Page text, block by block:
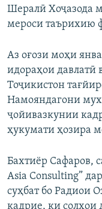
Шералӣ Хоҷазода
мероси таърихию
Аз оғози моҳи
идораҳои давлатӣ
Тоҷикистон
Намояндагони
ҷойивазкунии
ҳукумати ҳозира
Бахтиёр Сафаров,
Asia Consulting”
суҳбат бо Радиои
кадрие, ки солҳои